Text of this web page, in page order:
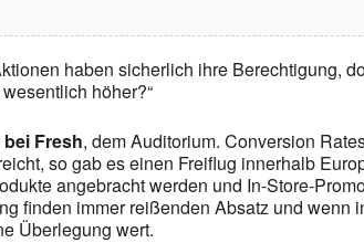
haben sicherlich ihre Berechtigung,
höher?“
Fresh, dem Auditorium. Conversion
so gab es einen Freiflug innerhalb
angebracht werden und In-Store-
finden immer reißenden Absatz und
Überlegung wert.